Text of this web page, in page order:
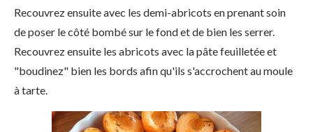
Recouvrez ensuite avec les demi-abricots en prenant soin
de poser le côté bombé sur le fond et de bien les serrer.
Recouvrez ensuite les abricots avec la pâte feuilletée et
"boudinez" bien les bords afin qu'ils s'accrochent au moule
à tarte.